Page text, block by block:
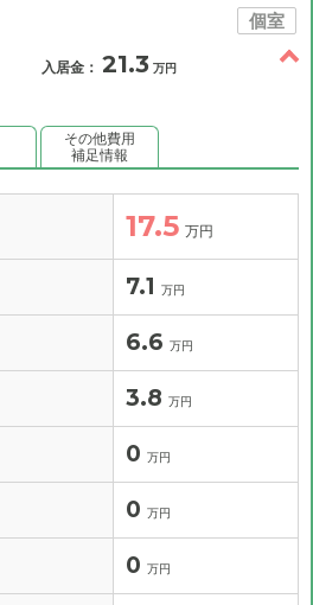
個室
入居金： 21.3 万円
その他費用
補足情報
17.5 万円
7.1 万円
6.6 万円
3.8 万円
0 万円
0 万円
0 万円